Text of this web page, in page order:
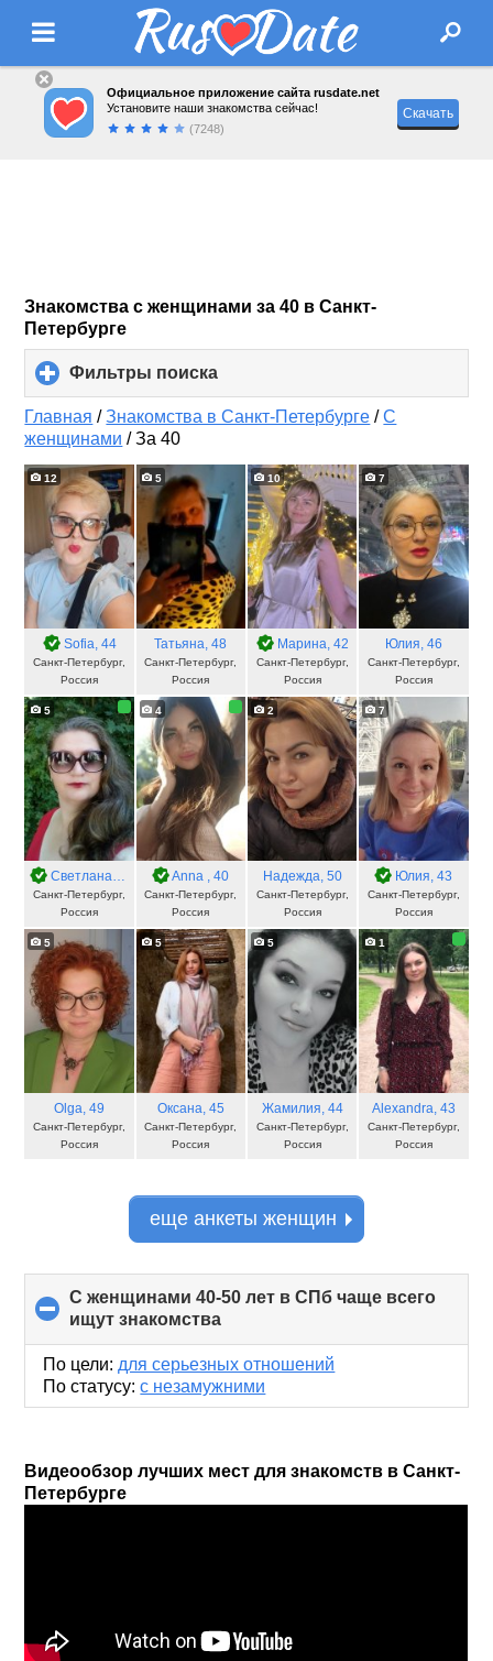
Официальное приложение сайта rusdate.net
Установите наши знакомства сейчас!
(7248)
Скачать
Знакомства с женщинами за 40 в Санкт-
Петербурге
Фильтры поиска
to
expand
Главная /Знакомства в Санкт-Петербурге /С
женщинами /За 40
12
Sofia, 44
Санкт-Петербург,
Россия
5
Татьяна, 48
Санкт-Петербург,
Россия
10
Марина, 42
Санкт-Петербург,
Россия
7
Юлия, 46
Санкт-Петербург,
Россия
5
Светлана, 44
Санкт-Петербург,
Россия
4
Anna , 40
Санкт-Петербург,
Россия
2
Надежда, 50
Санкт-Петербург,
Россия
7
Юлия, 43
Санкт-Петербург,
Россия
5
Olga, 49
Санкт-Петербург,
Россия
5
Оксана, 45
Санкт-Петербург,
Россия
5
Жамилия, 44
Санкт-Петербург,
Россия
1
Alexandra, 43
Санкт-Петербург,
Россия
еще анкеты женщин
С женщинами 40-50 лет в СПб чаще всего
ищут знакомства
to
collapse
contents
По цели: для серьезных отношений
По статусу: с незамужними
Видеообзор лучших мест для знакомств в Санкт-
Петербурге